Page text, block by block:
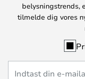
belysningstrends,
tilmelde dig vores